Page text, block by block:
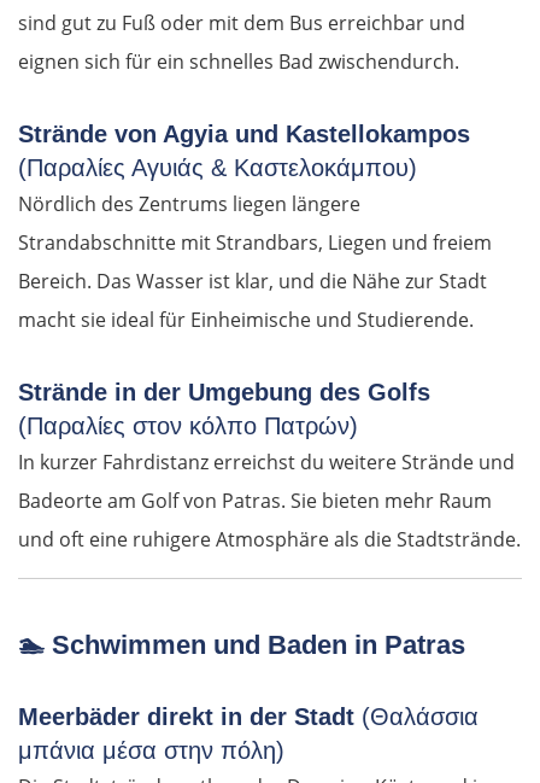
sind gut zu Fuß oder mit dem Bus erreichbar und
eignen sich für ein schnelles Bad zwischendurch.
Strände von Agyia und Kastellokampos
(Παραλίες Αγυιάς & Καστελοκάμπου)
Nördlich des Zentrums liegen längere
Strandabschnitte mit Strandbars, Liegen und freiem
Bereich. Das Wasser ist klar, und die Nähe zur Stadt
macht sie ideal für Einheimische und Studierende.
Strände in der Umgebung des Golfs
(Παραλίες στον κόλπο Πατρών)
In kurzer Fahrdistanz erreichst du weitere Strände und
Badeorte am Golf von Patras. Sie bieten mehr Raum
und oft eine ruhigere Atmosphäre als die Stadtstrände.
🏊 Schwimmen und Baden in Patras
Meerbäder direkt in der Stadt (Θαλάσσια
μπάνια μέσα στην πόλη)